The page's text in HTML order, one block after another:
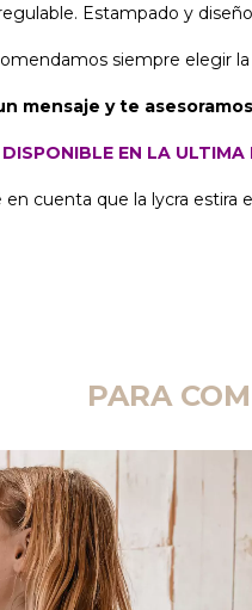
Estampado y
siempre elegir
mensaje y te asesoramos​
EN LA ULTIMA
cuenta que la lycra estira
PARA